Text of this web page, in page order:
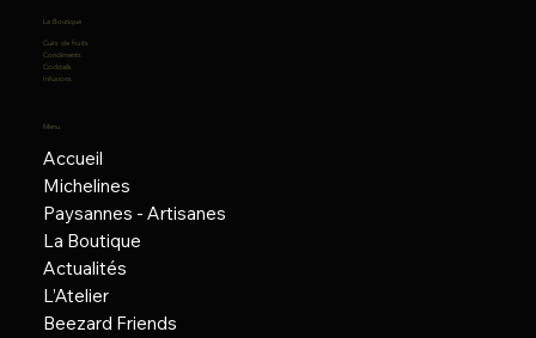
La Boutique
Cuirs de fruits
Condiments
Cocktails
Infusions
Menu
Accueil
Michelines
Paysannes - Artisanes
La Boutique
Actualités
L’Atelier
Beezard Friends